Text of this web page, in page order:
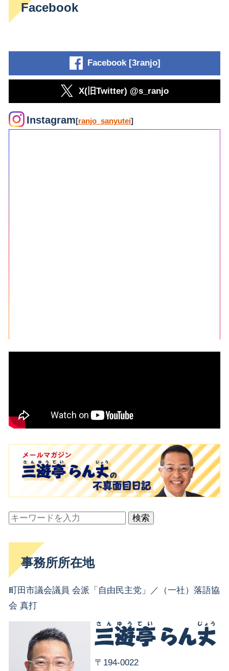
Facebook
Facebook [3ranjo]
X(旧Twitter) @s_ranjo
Instagram[ranjo_sanyutei]
検索
事務所所在地
町田市議会議員 会派「自由民主党」／（一社）落語協
会 真打
〒194-0022